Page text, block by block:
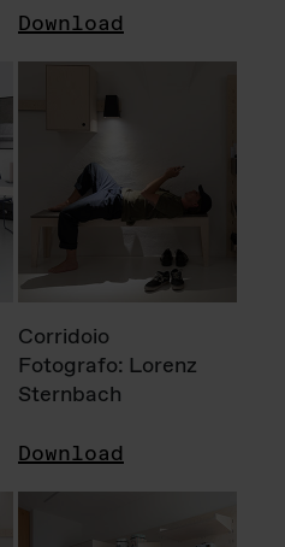
Download
Corridoio
Fotografo: Lorenz
Sternbach
Download